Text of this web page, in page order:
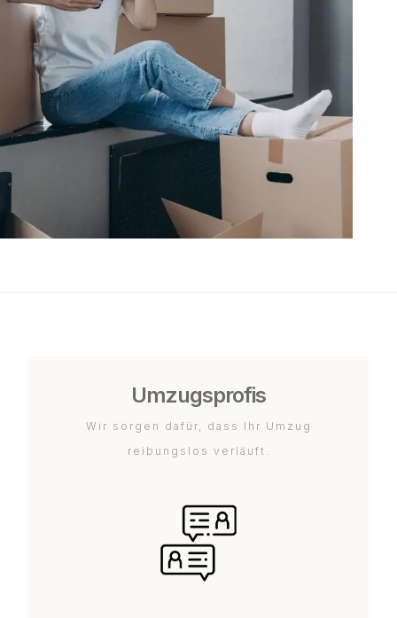
Umzugsprofis
Wir sorgen dafür, dass Ihr Umzug
reibungslos verläuft.